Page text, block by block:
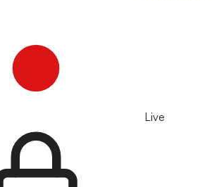
Live